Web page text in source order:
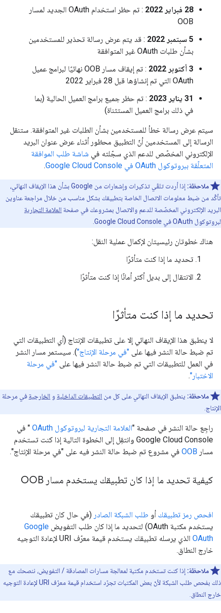
28 فبراير 2022
: تم حظر استخدام OAuth الجديد لمسار
OOB
‫5 سبتمبر 2022
: قد يتم عرض رسالة تحذير للمستخدمين
بشأن طلبات OAuth غير المتوافقة
3 أكتوبر 2022
: تم إيقاف مسار OOB نهائيًا لبرامج عميل
OAuth التي تم إنشاؤها قبل 28 فبراير 2022
31 يناير 2023
: تم حظر جميع برامج العميل الحالية (بما
في ذلك برامج العميل المستثناة)
سيتم عرض رسالة خطأ للمستخدمين بشأن الطلبات غير المتوافقة. ستنقل
الرسالة إلى المستخدمين أنّ التطبيق محظور أثناء عرض عنوان البريد
الإلكتروني المخصّص للدعم الذي سجّلته في شاشة طلب الموافقة
المتعلّقة ببروتوكول OAuth في Google Cloud Console
.
ملاحظة:
إذا أردت تلقّي تذكيرات وإشعارات من Google بشأن هذا الإيقاف النهائي،
تأكَّد من ضبط معلومات الاتصال الخاصة بتطبيقك بشكل مناسب من خلال مراجعة عناوين
البريد الإلكتروني المخصّصة للدعم والاتصال بمشروعك في صفحة العلامة التجارية
لبروتوكول OAuth في Google Cloud Console.
هناك خطوتان رئيسيتان لإكمال عملية النقل:
تحديد ما إذا كنت متأثرًا
الانتقال إلى بديل أكثر أمانًا إذا كنت متأثرًا
تحديد ما إذا كنت متأثرًا
لا ينطبق هذا الإيقاف النهائي إلا على تطبيقات الإنتاج (أي التطبيقات التي
تم ضبط حالة النشر فيها على "في مرحلة الإنتاج"). سيستمر مسار النشر
في العمل للتطبيقات التي تم ضبط حالة النشر فيها على "في مرحلة
الاختبار".
ملاحظة: ينطبق الإيقاف النهائي على كل من التطبيقات الداخلية و الخارجية في مرحلة
الإنتاج.
راجِع حالة النشر في صفحة "العلامة التجارية لبروتوكول OAuth
" في
Google Cloud Console وانتقِل إلى الخطوة التالية إذا كنت تستخدم
مسار OOB في مشروع تم ضبط حالة النشر فيه على "في مرحلة الإنتاج".
كيفية تحديد ما إذا كان تطبيقك يستخدم مسار OOB
افحص رمز تطبيقك أو طلب الشبكة الصادر (في حال كان تطبيقك
يستخدم مكتبة OAuth) لتحديد ما إذا كان طلب التفويض
Google
OAuth
الذي يرسله تطبيقك يستخدم قيمة معرّف URI لإعادة التوجيه
خارج النطاق.
ملاحظة: إذا كنت تستخدم مكتبة لمعالجة مسارات المصادقة / التفويض، ننصحك مع
ذلك بفحص طلب الشبكة لأنّ بعض المكتبات تجرّد استخدام قيمة معرّف URI لإعادة التوجيه
خارج النطاق.